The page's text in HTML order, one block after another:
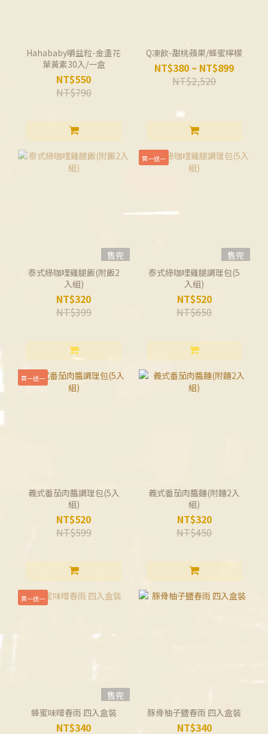
Hahababy嚼益粒-金盞花
葉黃素30入/一盒
NT$550
NT$790
Q凍飲-甜桃蘋果/蜂蜜檸檬
NT$380 ~ NT$899
NT$2,520
售完
泰式綠咖哩雞腿飯(附飯2
入組)
NT$320
NT$399
買一送一
售完
泰式綠咖哩雞腿調理包(5
入組)
NT$520
NT$650
買一送一
義式番茄肉醬調理包(5入
組)
NT$520
NT$599
義式番茄肉醬麵(附麵2入
組)
NT$320
NT$450
買一送一
售完
蜂蜜味噌春雨 四入盒裝
NT$340
豚骨柚子鹽春雨 四入盒裝
NT$340